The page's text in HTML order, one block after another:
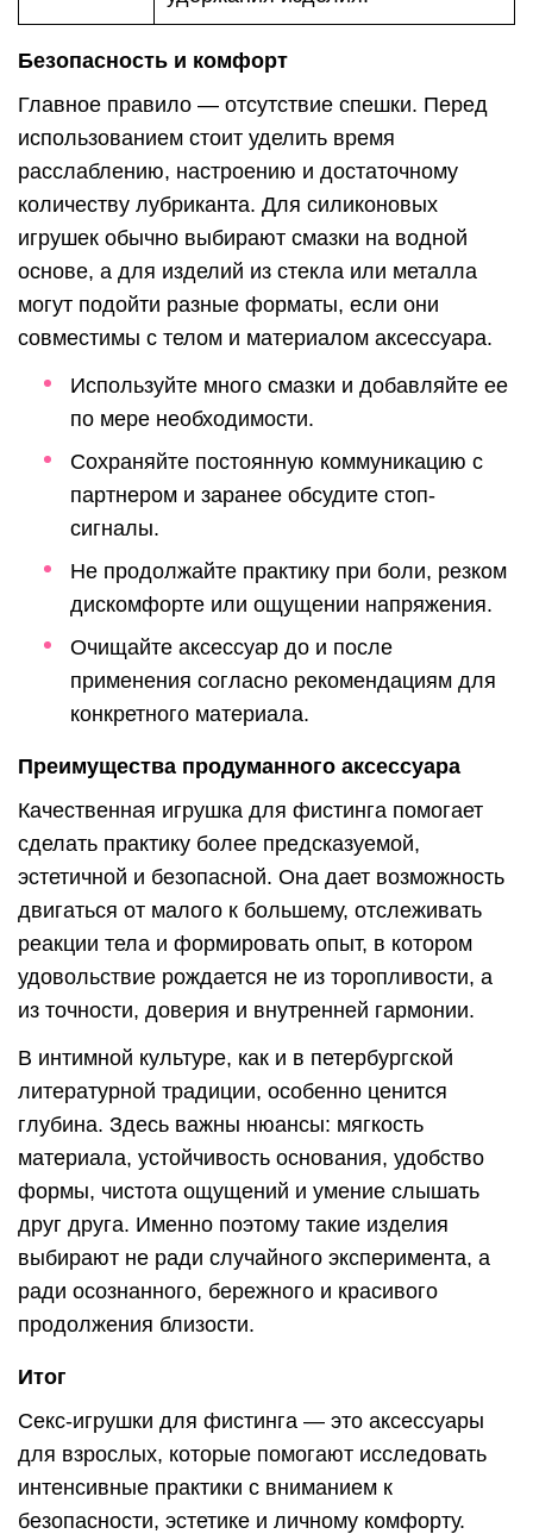
Безопасность и комфорт
Главное правило — отсутствие спешки. Перед
использованием стоит уделить время
расслаблению, настроению и достаточному
количеству лубриканта. Для силиконовых
игрушек обычно выбирают смазки на водной
основе, а для изделий из стекла или металла
могут подойти разные форматы, если они
совместимы с телом и материалом аксессуара.
Используйте много смазки и добавляйте ее
по мере необходимости.
Сохраняйте постоянную коммуникацию с
партнером и заранее обсудите стоп-
сигналы.
Не продолжайте практику при боли, резком
дискомфорте или ощущении напряжения.
Очищайте аксессуар до и после
применения согласно рекомендациям для
конкретного материала.
Преимущества продуманного аксессуара
Качественная игрушка для фистинга помогает
сделать практику более предсказуемой,
эстетичной и безопасной. Она дает возможность
двигаться от малого к большему, отслеживать
реакции тела и формировать опыт, в котором
удовольствие рождается не из торопливости, а
из точности, доверия и внутренней гармонии.
В интимной культуре, как и в петербургской
литературной традиции, особенно ценится
глубина. Здесь важны нюансы: мягкость
материала, устойчивость основания, удобство
формы, чистота ощущений и умение слышать
друг друга. Именно поэтому такие изделия
выбирают не ради случайного эксперимента, а
ради осознанного, бережного и красивого
продолжения близости.
Итог
Секс-игрушки для фистинга — это аксессуары
для взрослых, которые помогают исследовать
интенсивные практики с вниманием к
безопасности, эстетике и личному комфорту.